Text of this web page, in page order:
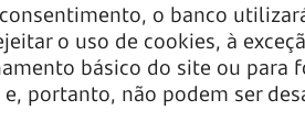
o banco
o uso de cookies, à
básico do site ou para
portanto, não podem ser